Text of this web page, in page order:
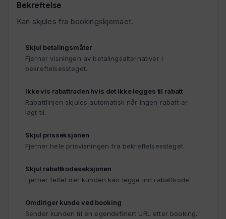
Bekreftelse
Kan skjules fra bookingskjemaet.
Skjul betalingsmåter
Fjerner visningen av betalingsalternativer i
bekreftelsessteget.
Ikke vis rabattraden hvis det ikke legges til rabatt
Rabattlinjen skjules automatisk når ingen rabatt er
lagt til.
Skjul prisseksjonen
Fjerner hele prisvisningen fra bekreftelsessteget.
Skjul rabattkodeseksjonen
Fjerner feltet der kunden kan legge inn rabattkode.
Omdiriger kunde ved booking
Sender kunden til en egendefinert URL etter booking.